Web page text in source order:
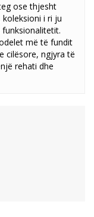
ose thjesht
i ri ju
më të fundit
cilësore, ngjyra të
rehati dhe